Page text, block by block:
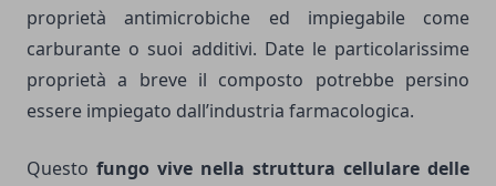
proprietà antimicrobiche ed impiegabile come
carburante o suoi additivi. Date le particolarissime
proprietà a breve il composto potrebbe persino
essere impiegato dall’industria farmacologica.
Questo fungo vive nella struttura cellulare delle